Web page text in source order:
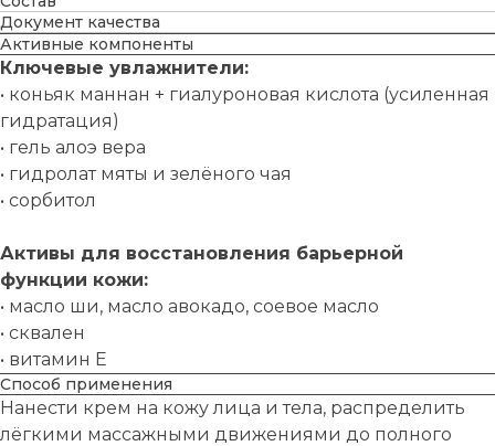
Документ качества
Активные компоненты
Ключевые увлажнители:
•⁠ ⁠коньяк маннан + гиалуроновая кислота (усиленная
гидратация)
•⁠ ⁠гель алоэ вера
•⁠ ⁠гидролат мяты и зелёного чая
•⁠ ⁠сорбитол
Активы для восстановления барьерной
функции кожи:
•⁠ ⁠масло ши, масло авокадо, соевое масло
•⁠ ⁠сквален
•⁠ ⁠витамин Е
Способ применения
Нанести крем на кожу лица и тела, распределить
лёгкими массажными движениями до полного